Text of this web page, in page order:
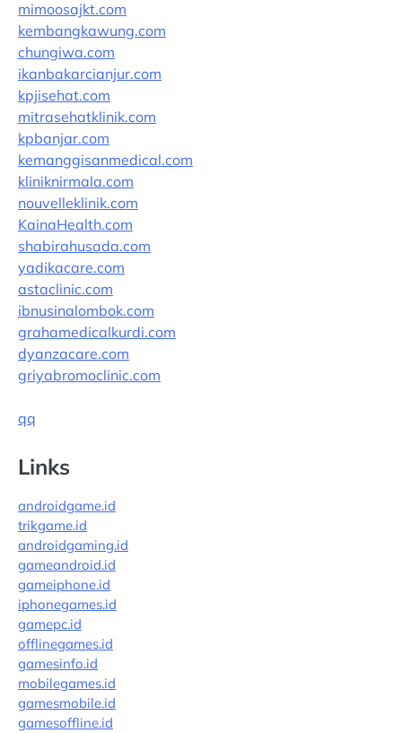
mimoosajkt.com
kembangkawung.com
chungiwa.com
ikanbakarcianjur.com
kpjisehat.com
mitrasehatklinik.com
kpbanjar.com
kemanggisanmedical.com
kliniknirmala.com
nouvelleklinik.com
KainaHealth.com
shabirahusada.com
yadikacare.com
astaclinic.com
ibnusinalombok.com
grahamedicalkurdi.com
dyanzacare.com
griyabromoclinic.com
qq
Links
androidgame.id
trikgame.id
androidgaming.id
gameandroid.id
gameiphone.id
iphonegames.id
gamepc.id
offlinegames.id
gamesinfo.id
mobilegames.id
gamesmobile.id
gamesoffline.id